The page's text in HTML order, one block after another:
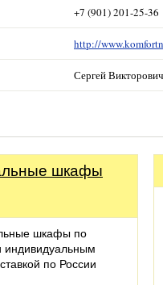
+7 (901) 201-25-36
http://
Сергей Викторович
шкафы
шкафы по
индивидуальным
по России